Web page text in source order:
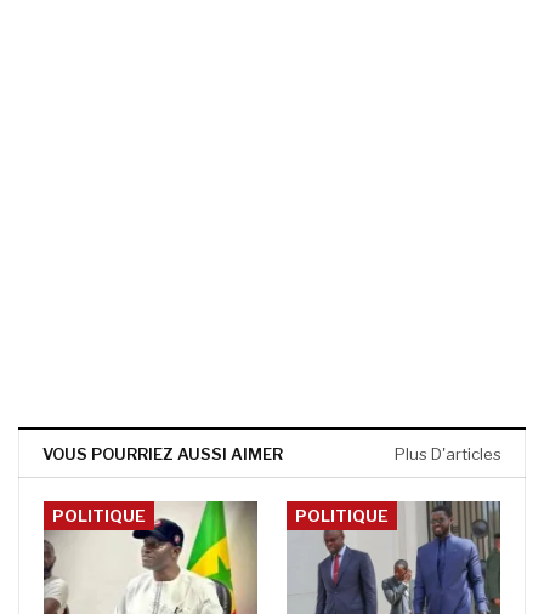
VOUS POURRIEZ AUSSI AIMER Plus D'articles
POLITIQUE POLITIQUE